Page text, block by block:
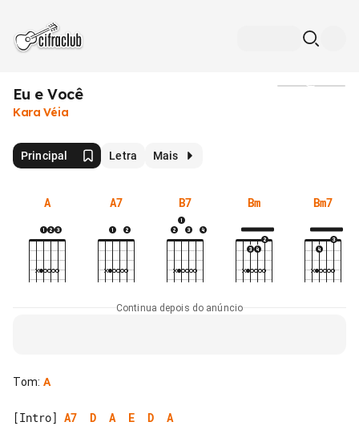
Eu e Você
Kara Véia
Principal Letra Mais
A A7 B7 Bm Bm7
Continua depois do anúncio
Tom: A
[Intro] A7 D A E D
A